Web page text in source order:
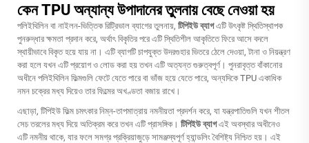
কেন TPU অন্যান্য উপাদানের তুলনায় বেছে নেওয়া হয়
পলিইথিলিন বা নাইলন-ভিত্তিক রিট্রিভাল ব্যাগের তুলনায়, টিপিইউ ব্যাগএটি উৎকৃষ্ট স্থিতিস্থাপক
পুনরুদ্ধার ক্ষমতা প্রদান করে, অর্থাৎ বিকৃতির পরে এটি স্থিতিশীল আকৃতিতে ফিরে আসে বদলে
স্থায়ীভাবে বিকৃত হয়ে যায় না। এটি ব্যাগটি চাপযুক্ত উদরগুহার ভিতরে ঠেলে দেওয়া, টানা ও নিয়ন্ত্রণ
করা হলে যখন এটি প্রয়োগ ও লোড করা হয় তখন এটি অত্যন্ত গুরুত্বপূর্ণ। পুনরাবৃত্ত বাঁকানোর
অধীনে পলিইথিলিন ফিল্মগুলি ফেটে যেতে পারে বা ভাঁজ হয়ে যেতে পারে, অন্যদিকে TPU একাধিক
নমন চক্রের মধ্য দিয়েও তার ফিল্মের অখণ্ডতা বজায় রাখে।
এছাড়া, টিপিইউ ফিল্ম চমৎকার নিম্ন-তাপমাত্রায় নমনীয়তা প্রদর্শন করে, যা যন্ত্রপাতিগুলি যখন শীতল
সেচ তরলের মধ্য দিয়ে অতিক্রম করে তখন এটি প্রাসঙ্গিক। টিপিইউ ব্যাগএই অবস্থার অধীনেও
এটি নমনীয় থাকে, যার ফলে সমগ্র প্রক্রিয়াজুড়ে সামঞ্জস্যপূর্ণ হ্যান্ডলিং বৈশিষ্ট্য নিশ্চিত হয়। এই